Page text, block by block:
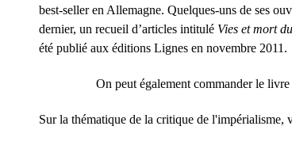
best-seller en Allemagne. Quelques-uns de ses
dernier, un recueil d’articles intitulé Vies et mort
été publié aux éditions Lignes en novembre 2011.
On peut également commander le
Sur la thématique de la critique de l'impérialisme,